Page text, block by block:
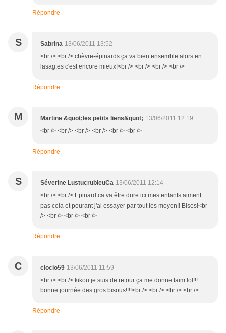
Répondre
S Sabrina 13/06/2011 13:52
<br /> <br /> chèvre-épinards ça va bien ensemble alors en
lasag,es c'est encore mieux!<br /> <br /> <br /> <br />
Répondre
M Martine &quot;les petits liens&quot; 13/06/2011 12:19
<br /> <br /> <br /> <br /> <br /> <br />
Répondre
S Séverine LustucrubleuCa 13/06/2011 12:14
<br /> <br /> Epinard ca va être dure ici mes enfants aiment
pas cela et pourant j'ai essayer par tout les moyen!! Bises!<br
/> <br /> <br /> <br />
Répondre
C cloclo59 13/06/2011 11:59
<br /> <br /> kikou je suis de retour ça me donne faim lol!!!
bonne journée des gros bisous!!!!<br /> <br /> <br /> <br />
Répondre